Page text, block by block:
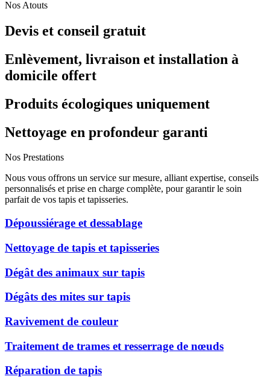
Nos Atouts
Devis et conseil gratuit
Enlèvement, livraison et installation à
domicile offert
Produits écologiques uniquement
Nettoyage en profondeur garanti
Nos Prestations
Nous vous offrons un service sur mesure, alliant expertise, conseils
personnalisés et prise en charge complète, pour garantir le soin
parfait de vos tapis et tapisseries.
Dépoussiérage et dessablage
Nettoyage de tapis et tapisseries
Dégât des animaux sur tapis
Dégâts des mites sur tapis
Ravivement de couleur
Traitement de trames et resserrage de nœuds
Réparation de tapis